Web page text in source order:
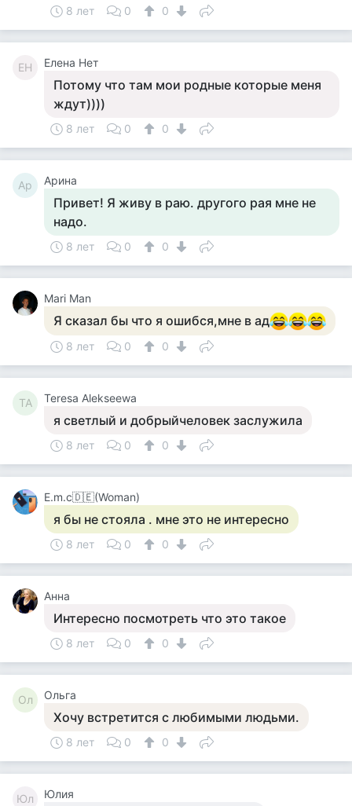
8 лет 0 0
ЕН Елена Нет
Потому что там мои родные которые меня
ждут))))
8 лет 0 0
Ар Арина
Привет! Я живу в раю. другого рая мне не
надо.
8 лет 0 0
Mari Man
Я сказал бы что я ошибся,мне в ад
8 лет 0 0
TA Teresa Alekseewa
я светлый и добрыйчеловек заслужила
8 лет 0 0
Е.m.c🇩🇪(Woman)
я бы не стояла . мне это не интересно
8 лет 0 0
Анна
Интересно посмотреть что это такое
8 лет 0 0
Ол Ольга
Хочу встретится с любимыми людьми.
8 лет 0 0
Юл Юлия